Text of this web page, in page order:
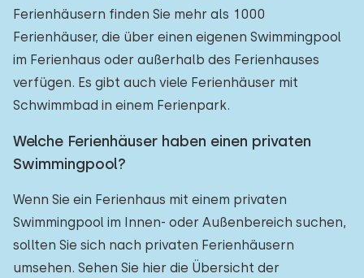
Ferienhäusern finden Sie mehr als 1000
Ferienhäuser, die über einen eigenen Swimmingpool
im Ferienhaus oder außerhalb des Ferienhauses
verfügen. Es gibt auch viele Ferienhäuser mit
Schwimmbad in einem Ferienpark.
Welche Ferienhäuser haben einen privaten
Swimmingpool?
Wenn Sie ein Ferienhaus mit einem privaten
Swimmingpool im Innen- oder Außenbereich suchen,
sollten Sie sich nach privaten Ferienhäusern
umsehen. Sehen Sie hier die Übersicht der